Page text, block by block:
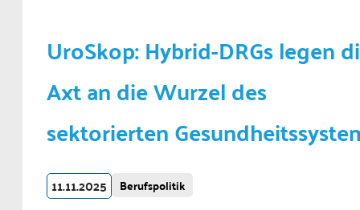
UroSkop: Hybrid-DRGs legen
Axt an die Wurzel des
sektorierten
11.11.2025 Berufspolitik